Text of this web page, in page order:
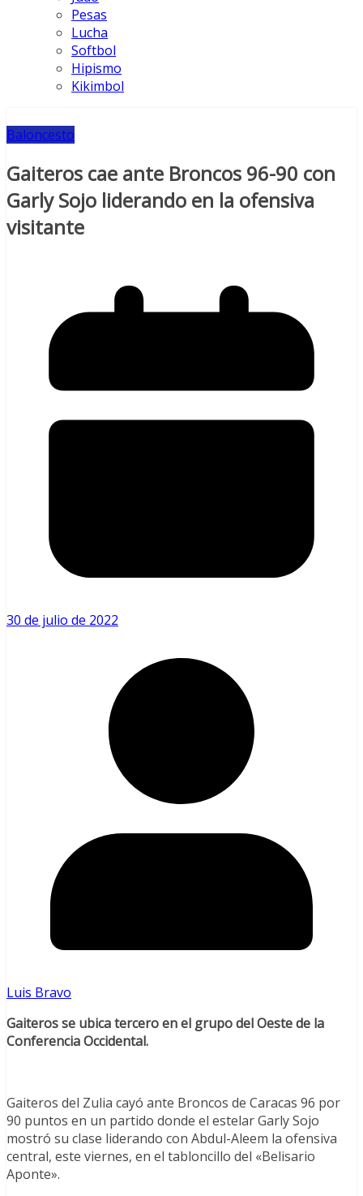
Pesas
Lucha
Softbol
Hipismo
Kikimbol
Baloncesto
Gaiteros cae ante Broncos 96-90 con
Garly Sojo liderando en la ofensiva
visitante
30 de julio de 2022
Luis Bravo
Gaiteros se ubica tercero en el grupo del Oeste de la
Conferencia Occidental.
Gaiteros del Zulia cayó ante Broncos de Caracas 96 por
90 puntos en un partido donde el estelar Garly Sojo
mostró su clase liderando con Abdul-Aleem la ofensiva
central, este viernes, en el tabloncillo del «Belisario
Aponte».